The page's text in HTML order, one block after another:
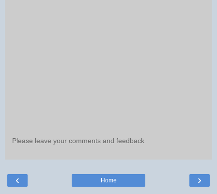
Please leave your comments and feedback
‹ ›
Home